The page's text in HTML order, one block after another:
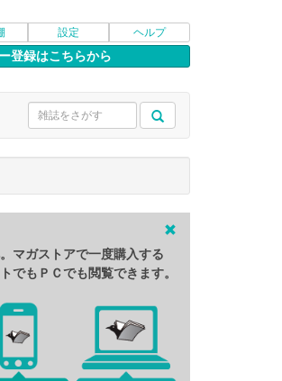
設定 ヘルプ
登録はこちらから
マガストアで一度購入する
でもＰＣでも閲覧できます。